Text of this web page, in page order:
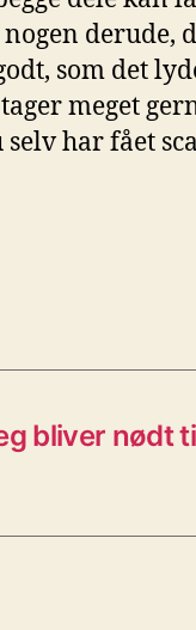
derude,
som det
meget
har fået
bliver nødt